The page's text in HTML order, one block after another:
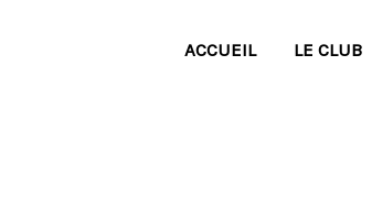
ACCUEIL LE CLUB